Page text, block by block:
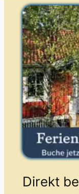
Direkt